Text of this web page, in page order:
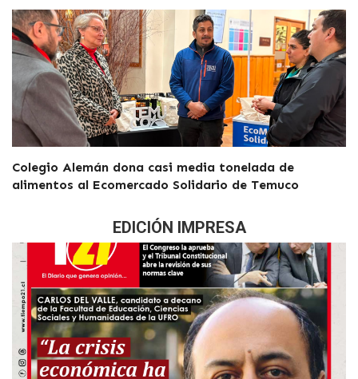
Colegio Alemán dona casi media tonelada de
alimentos al Ecomercado Solidario de Temuco
EDICIÓN IMPRESA